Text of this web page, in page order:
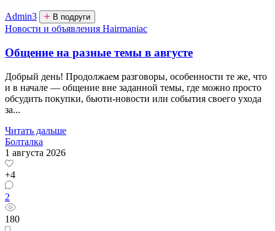
Admin3 В подруги
Новости и объявления Hairmaniac
Общение на разные темы в августе
Добрый день! Продолжаем разговоры, особенности те же, что
и в начале — общение вне заданной темы, где можно просто
обсудить покупки, бьюти-новости или события своего ухода
за...
Читать дальше
Болталка
1 августа 2026
+4
2
180